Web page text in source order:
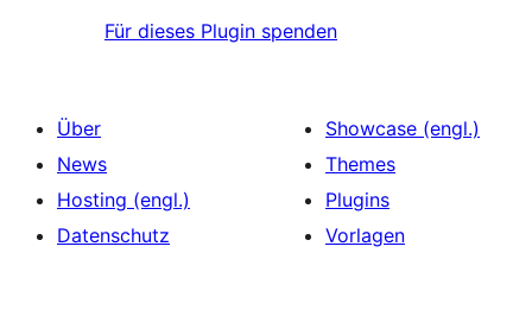
Für dieses Plugin spenden
Über
News
Hosting (engl.)
Datenschutz
Showcase (engl.)
Themes
Plugins
Vorlagen